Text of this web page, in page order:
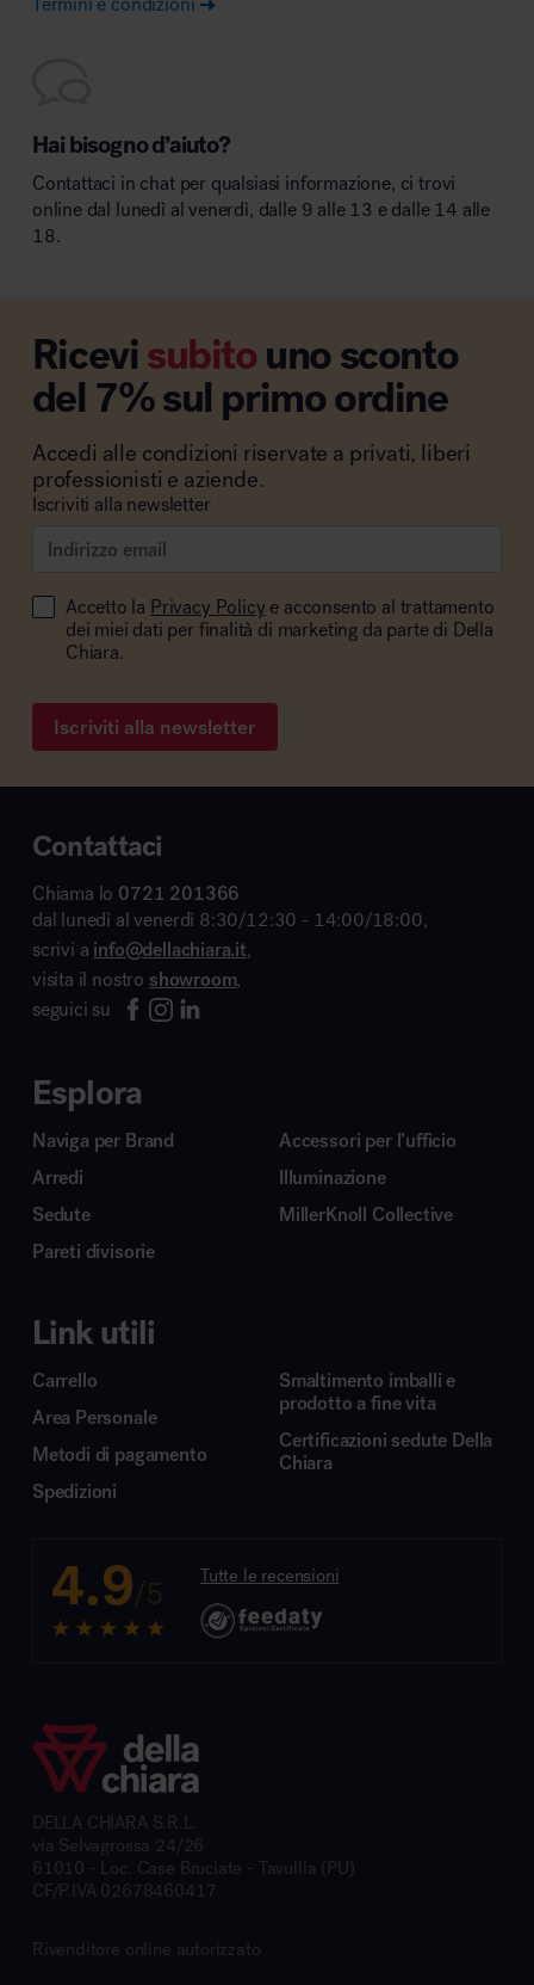
Hai bisogno d’aiuto?
Contattaci in chat per qualsiasi informazione, ci trovi
online dal lunedì al venerdì, dalle 9 alle 13 e dalle 14 alle
18.
Ricevisubitouno sconto
del 7% sul primo ordine
Accedi alle condizioni riservate a privati, liberi
professionisti e aziende.
Iscriviti alla newsletter
Accetto la Privacy Policy e acconsento al trattamento
dei miei dati per finalità di marketing da parte di Della
Chiara.
Iscriviti alla newsletter
Contattaci
Chiama lo 0721 201366
dal lunedì al venerdì 8:30/12:30 - 14:00/18:00,
scrivi a info@dellachiara.it,
visita il nostro showroom,
seguici su
Esplora
Naviga per Brand
Arredi
Sedute
Pareti divisorie
Accessori per l’ufficio
Illuminazione
MillerKnoll Collective
Link utili
Carrello
Area Personale
Metodi di pagamento
Spedizioni
Smaltimento imballi e
prodotto a fine vita
Certificazioni sedute Della
Chiara
4.9/5 Tutte le recensioni
DELLA CHIARA S.R.L.
via Selvagrossa 24/26
61010 - Loc. Case Bruciate - Tavullia (PU)
CF/P.IVA 02678460417
Rivenditore online autorizzato